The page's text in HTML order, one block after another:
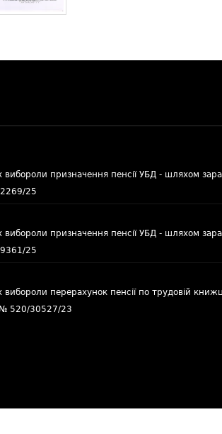
вибороли призначення пенсії УБД - шляхом
25
вибороли призначення пенсії УБД - шляхом
25
вибороли перерахунок пенсії по трудовій
№ 520/30527/23